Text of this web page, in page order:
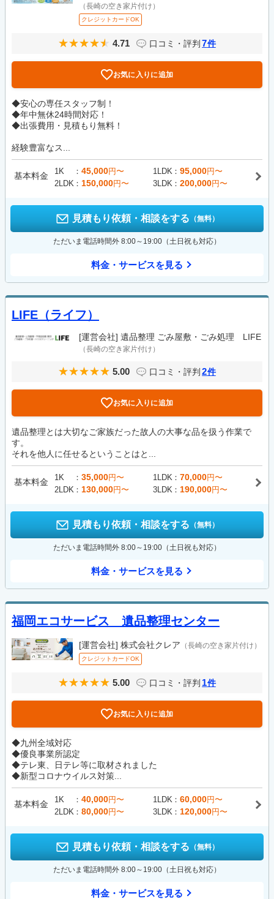
（長崎の空き家片付け）
クレジットカードOK
4.71 口コミ・評判 7件
お気に入りに追加
◆安心の専任スタッフ制！
◆年中無休24時間対応！
◆出張費用・見積もり無料！
経験豊富なス...
基本料金 1K 45,000円〜 1LDK 95,000円〜
2LDK
150,000円〜 3LDK 200,000円〜
見積もり依頼・相談をする （無料）
ただいま電話時間外 8:00～19:00（土日祝も対応）
料金・サービスを見る
LIFE（ライフ）
[運営会社] 遺品整理 ごみ屋敷・ごみ処理 LIFE
（長崎の空き家片付け）
5.00 口コミ・評判 2件
お気に入りに追加
遺品整理とは大切なご家族だった故人の大事な品を扱う作業で
す。
それを他人に任せるということはと...
基本料金 1K 35,000円〜 1LDK 70,000円〜
2LDK
130,000円〜 3LDK 190,000円〜
見積もり依頼・相談をする （無料）
ただいま電話時間外 8:00～19:00（土日祝も対応）
料金・サービスを見る
福岡エコサービス 遺品整理センター
[運営会社] 株式会社クレア （長崎の空き家片付け）
クレジットカードOK
5.00 口コミ・評判 1件
お気に入りに追加
◆九州全域対応
◆優良事業所認定
◆テレ東、日テレ等に取材されました
◆新型コロナウイルス対策...
基本料金 1K 40,000円〜 1LDK 60,000円〜
2LDK
80,000円〜 3LDK 120,000円〜
見積もり依頼・相談をする （無料）
ただいま電話時間外 8:00～19:00（土日祝も対応）
料金・サービスを見る